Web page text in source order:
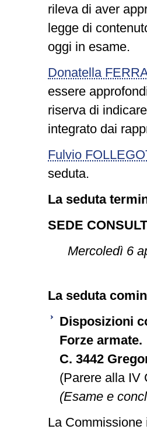
rileva di aver
legge di
oggi in esame.
Donatella
essere
riserva di
integrato dai
Fulvio
seduta.
La seduta
SEDE
Mercoledì 6
La seduta
Disposizioni
Forze armate.
C. 3442
(Parere alla IV
(Esame e
La